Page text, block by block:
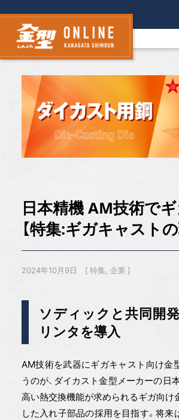
日本精機 AM技術で
【特集:ギガキャストの
2024年10月9日 特集 企業
ソディックと共同開
リンタを導入
AM技術を武器にギガキャスト向け金
うのが、ダイカスト金型メーカーの日
高い熱交換機能が求められるギガ向け
した入れ子部品の採用を目指す。将来